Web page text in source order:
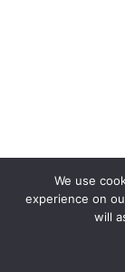
We use
experience on
will